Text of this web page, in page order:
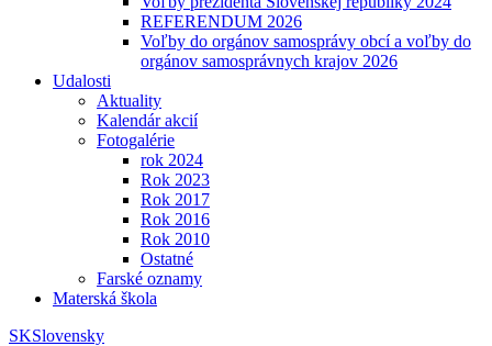
REFERENDUM 2026
Voľby do orgánov samosprávy obcí a voľby do
orgánov samosprávnych krajov 2026
Udalosti
Aktuality
Kalendár akcií
Fotogalérie
rok 2024
Rok 2023
Rok 2017
Rok 2016
Rok 2010
Ostatné
Farské oznamy
Materská škola
SKSlovensky